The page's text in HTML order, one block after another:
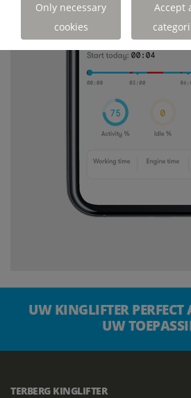
UW KINGLIFTER PERFECT
UW
TERBERG KINGLIFTER
Only necessary
cookies
Accept